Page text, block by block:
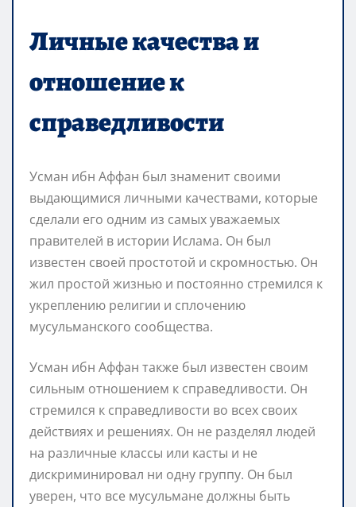
Личные качества и
отношение к
справедливости
Усман ибн Аффан был знаменит своими
выдающимися личными качествами, которые
сделали его одним из самых уважаемых
правителей в истории Ислама. Он был
известен своей простотой и скромностью. Он
жил простой жизнью и постоянно стремился к
укреплению религии и сплочению
мусульманского сообщества.
Усман ибн Аффан также был известен своим
сильным отношением к справедливости. Он
стремился к справедливости во всех своих
действиях и решениях. Он не разделял людей
на различные классы или касты и не
дискриминировал ни одну группу. Он был
уверен, что все мусульмане должны быть